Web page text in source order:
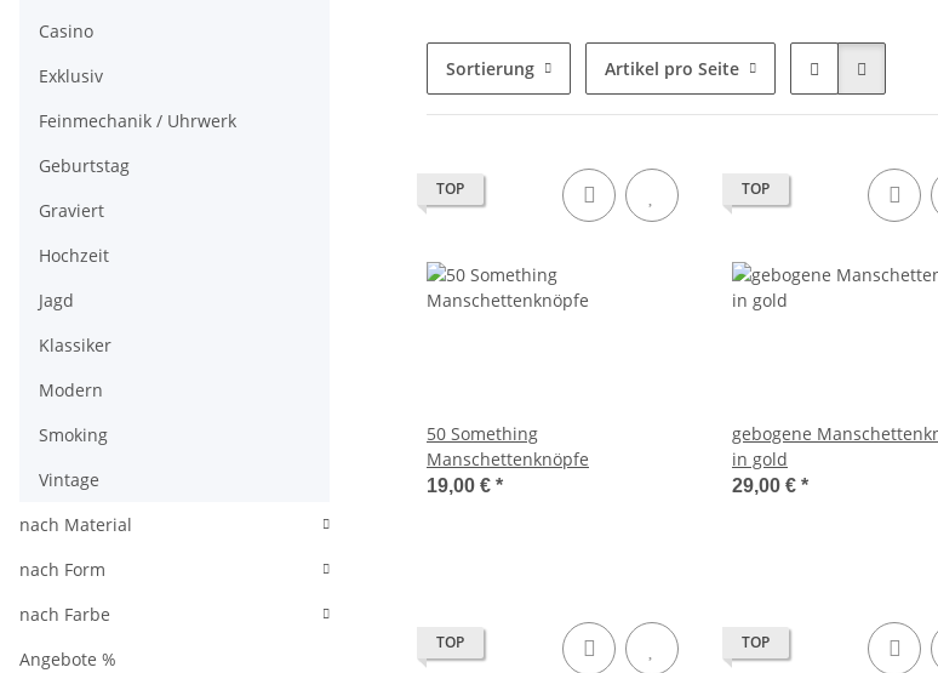
Sortierung Artikel pro Seite
TOP
50 Something
Manschettenknöpfe
19,00 € *
TOP
gebogene
in gold
29,00 € *
TOP TOP
Casino
Exklusiv
Feinmechanik / Uhrwerk
Geburtstag
Graviert
Hochzeit
Jagd
Klassiker
Modern
Smoking
Vintage
nach Material
nach Form
nach Farbe
Angebote %